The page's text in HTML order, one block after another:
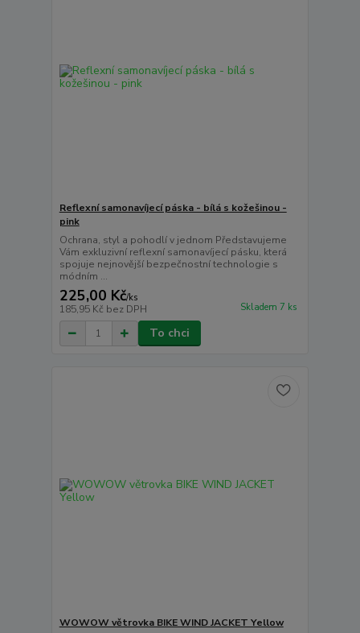
Reflexní samonavíjecí páska - bílá s kožešinou -
pink
Ochrana, styl a pohodlí v jednom Představujeme
Vám exkluzivní reflexní samonavíjecí pásku, která
spojuje nejnovější bezpečnostní technologie s
módním ...
225,00 Kč/ks
185,95 Kč bez DPH Skladem 7 ks
To chci
WOWOW větrovka BIKE WIND JACKET Yellow